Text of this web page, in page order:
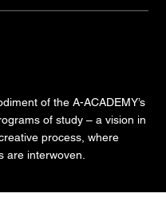
of the A-ACADEMY’s
of study – a vision in
process, where
are interwoven.